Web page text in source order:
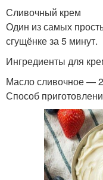
Сливочный крем
Один из самых
сгущёнке за 5 минут.
Ингредиенты для
Масло сливочное —
Способ